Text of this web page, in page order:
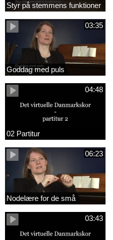
Styr på stemmens funktioner
03:35
Goddag med puls
04:48
02 Partitur
06:23
Nodelære for de små
03:43